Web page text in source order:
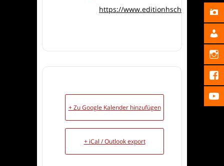
https://www.editionhschroeder.de/
+ Zu Google Kalender hinzufügen
+ iCal / Outlook export